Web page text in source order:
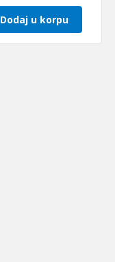
Dodaj u korpu